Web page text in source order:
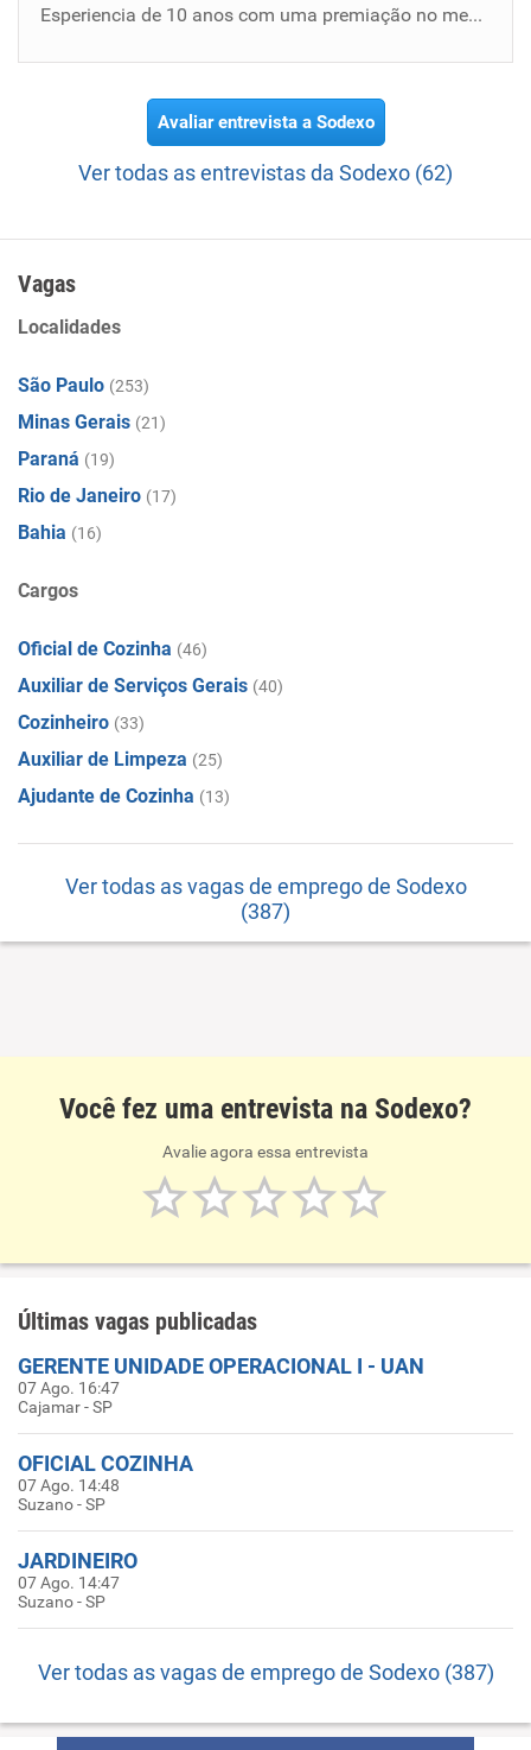
Esperiencia de 10 anos com uma premiação no meu antiga trabalha de meio oficial e a disposição da empresa
Avaliar entrevista a Sodexo
Ver todas as entrevistas da Sodexo (62)
Vagas
Localidades
São Paulo (253)
Minas Gerais (21)
Paraná (19)
Rio de Janeiro (17)
Bahia (16)
Cargos
Oficial de Cozinha (46)
Auxiliar de Serviços Gerais (40)
Cozinheiro (33)
Auxiliar de Limpeza (25)
Ajudante de Cozinha (13)
Ver todas as vagas de emprego de Sodexo
(387)
Você fez uma entrevista na Sodexo?
Avalie agora essa entrevista
Últimas vagas publicadas
GERENTE UNIDADE OPERACIONAL I - UAN
07 Ago. 16:47
Cajamar - SP
OFICIAL COZINHA
07 Ago. 14:48
Suzano - SP
JARDINEIRO
07 Ago. 14:47
Suzano - SP
Ver todas as vagas de emprego de Sodexo (387)